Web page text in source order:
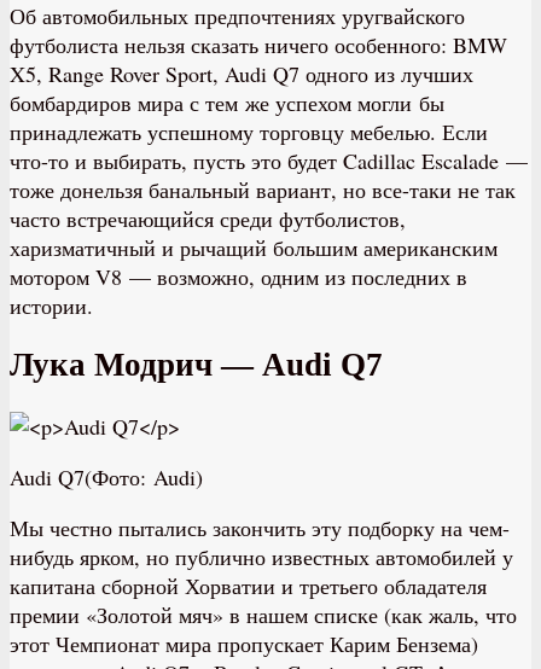
Об автомобильных предпочтениях уругвайского
футболиста нельзя сказать ничего особенного: BMW
X5, Range Rover Sport, Audi Q7 одного из лучших
бомбардиров мира с тем же успехом могли бы
принадлежать успешному торговцу мебелью. Если
что-то и выбирать, пусть это будет Cadillac Escalade —
тоже донельзя банальный вариант, но все-таки не так
часто встречающийся среди футболистов,
харизматичный и рычащий большим американским
мотором V8 — возможно, одним из последних в
истории.
Лука Модрич — Audi Q7
Audi Q7(Фото: Audi)
Мы честно пытались закончить эту подборку на чем-
нибудь ярком, но публично известных автомобилей у
капитана сборной Хорватии и третьего обладателя
премии «Золотой мяч» в нашем списке (как жаль, что
этот Чемпионат мира пропускает Карим Бензема)